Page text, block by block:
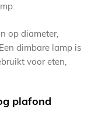
op diameter,
dimbare lamp is
voor eten,
plafond